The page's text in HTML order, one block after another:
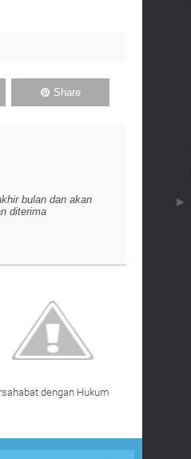
Share
bulan dan akan
diterima
dengan Hukum
►